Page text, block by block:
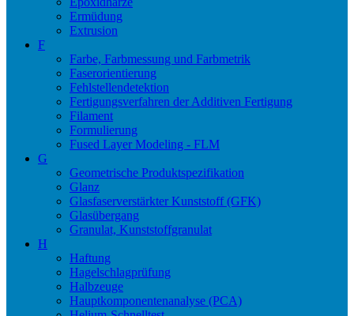
Ermüdung
Extrusion
F
Farbe, Farbmessung und Farbmetrik
Faserorientierung
Fehlstellendetektion
Fertigungsverfahren der Additiven Fertigung
Filament
Formulierung
Fused Layer Modeling - FLM
G
Geometrische Produktspezifikation
Glanz
Glasfaserverstärkter Kunststoff (GFK)
Glasübergang
Granulat, Kunststoffgranulat
H
Haftung
Hagelschlagprüfung
Halbzeuge
Hauptkomponentenanalyse (PCA)